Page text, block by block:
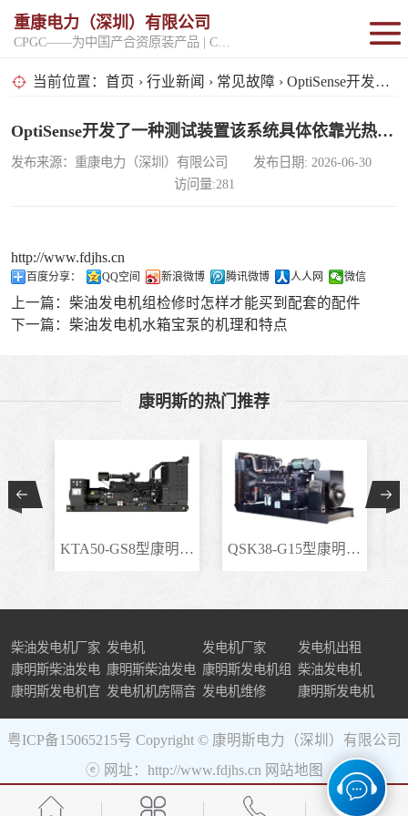
重康电力（深圳）有限公司
当前位置： 首页 › 行业新闻 › 常见故障 › OptiSense开发了一种测试装置该系统具体依靠光热能量
OptiSense开发了一种测试装置该系统具体依靠光热能量
发布来源：重康电力（深圳）有限公司 发布日期: 2026-06-30
访问量:281
http://www.fdjhs.cn
百度分享： QQ空间 新浪微博 腾讯微博 人人网 微信
上一篇： 柴油发电机组检修时怎样才能买到配套的配件
下一篇： 柴油发电机水箱宝泵的机理和特点
康明斯的热门推荐
KTA50-GS8型康明斯柴.. QSK38-G15型康明斯柴..
柴油发电机厂家 发电机 发电机厂家
发电机出租
康明斯柴油发电
机组
康明斯柴油发电
机
康明斯发电机组 柴油发电机
康明斯发电机官 发电机机房隔音 发电机维修 康明斯发电机
粤ICP备15065215号 Copyright © 康明斯电力（深圳）有限公司
ⓔ 网址：http://www.fdjhs.cn 网站地图
固定开架式
超静音型
移动电站